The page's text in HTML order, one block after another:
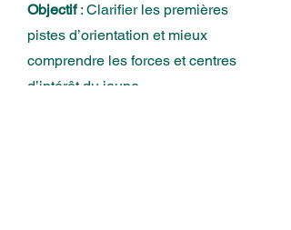
Objectif: Clarifier les premières
pistes d’orientation et mieux
comprendre les forces et centres
d’intérêt du jeune.